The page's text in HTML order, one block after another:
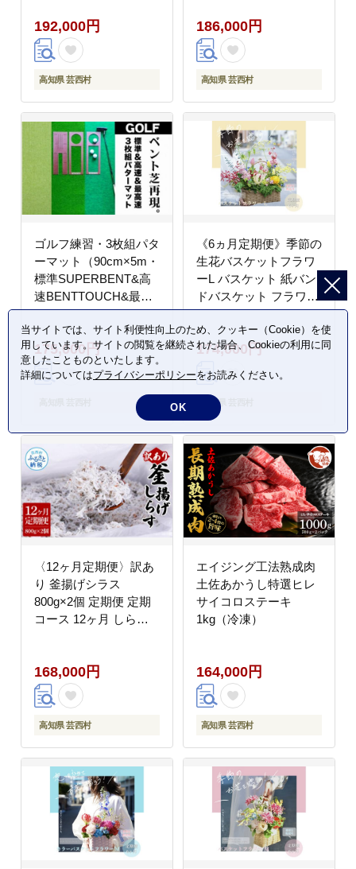
美鮮豚 牛肉 デミグラス
ハンバーグ 小分け 冷凍
美味しい
192,000円
高知県 芸西村
肉 赤牛 和牛 国産 エイ
ジングビーフ エイジン
グ工法 熟成肉
186,000円
高知県 芸西村
ゴルフ練習・3枚組パタ
ーマット（90cm×5m・
標準SUPERBENT&高
速BENTTOUCH&最高
速EXPERTの3枚、距離
感マスターカップ2枚、
まっすぐぱっと1枚、ト
レーニングリング付
き）【TOSACC2019】
〈高知市共通返礼品〉
175,000円
《6ヵ月定期便》季節の
生花バスケットフラワ
ーL バスケット 紙バン
ドバスケット フラワー
バスケット 季節 手作り
ハンドメイド ブルース
ター トルコギキョウ お
ト 贈り物
174,000円
高知県 芸西村
〈12ヶ月定期便〉訳あ
り 釜揚げシラス
800g×2個 定期便 定期
コース 12ヶ月 しらす
り ワケあり 不揃い し
らす丼 海鮮丼 お茶漬け
168,000円
高知県 芸西村
エイジング工法熟成肉
土佐あかうし特選ヒレ
サイコロステーキ
1kg（冷凍）
164,000円
高知県 芸西村
当サイトでは、サイト利便性向上のため、クッキー（Cookie）を使
用しています。サイトの閲覧を継続された場合、Cookieの利用に同
意したことものといたします。
詳細についてはプライバシーポリシーをお読みください。
OK